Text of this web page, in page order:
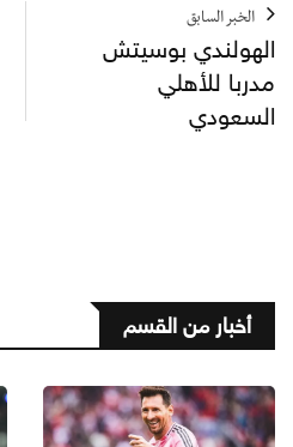
الخبر السابق
الهولندي بوسيتش
مدربا للأهلي
السعودي
أخبار من القسم